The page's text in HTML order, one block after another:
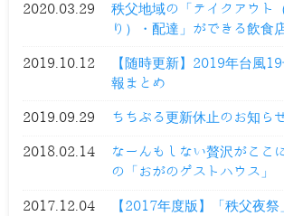
2020.03.29
秩父地域の「テイクアウト
り）・配達」ができる飲食
2019.10.12
【随時更新】2019年台風
報まとめ
2019.09.29 ちちぶる更新休止のお知ら
2018.02.14
なーんもしない贅沢がここ
の「おがのゲストハウス」
2017.12.04
【2017年度版】「秩父夜